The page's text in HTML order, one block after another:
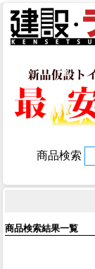
商品検索
商品検索結果一覧